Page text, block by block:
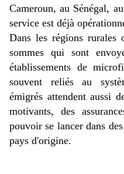
Cameroun, au Sénégal,
service est déjà
Dans les régions rurales
sommes qui sont
établissements de
souvent reliés au
émigrés attendent aussi
motivants, des
pouvoir se lancer dans
pays d'origine.